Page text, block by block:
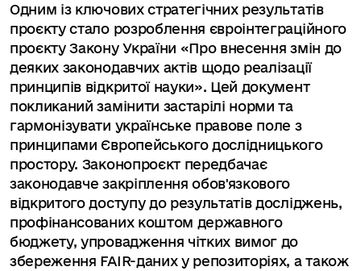
Одним із ключових стратегічних результатів
проєкту стало розроблення євроінтеграційного
проєкту Закону України «Про внесення змін до
деяких законодавчих актів щодо реалізації
принципів відкритої науки». Цей документ
покликаний замінити застарілі норми та
гармонізувати українське правове поле з
принципами Європейського дослідницького
простору. Законопроєкт передбачає
законодавче закріплення обов'язкового
відкритого доступу до результатів досліджень,
профінансованих коштом державного
бюджету, упровадження чітких вимог до
збереження FAIR-даних у репозиторіях, а також